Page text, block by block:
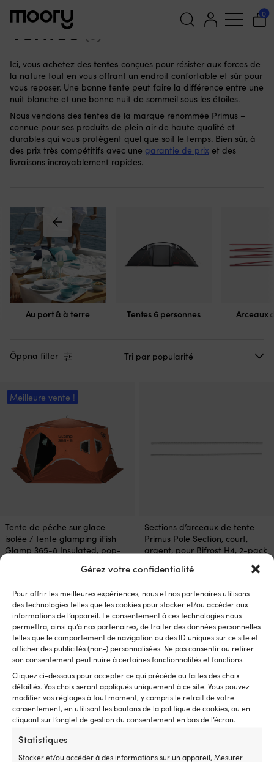
Gérez votre confidentialité
Pour offrir les meilleures expériences, nous et nos partenaires utilisons
des technologies telles que les cookies pour stocker et/ou accéder aux
informations de l’appareil. Le consentement à ces technologies nous
permettra, ainsi qu’à nos partenaires, de traiter des données personnelles
telles que le comportement de navigation ou des ID uniques sur ce site et
afficher des publicités (non-) personnalisées. Ne pas consentir ou retirer
son consentement peut nuire à certaines fonctionnalités et fonctions.
Cliquez ci-dessous pour accepter ce qui précède ou faites des choix
détaillés. Vos choix seront appliqués uniquement à ce site. Vous pouvez
modifier vos réglages à tout moment, y compris le retrait de votre
consentement, en utilisant les boutons de la politique de cookies, ou en
cliquant sur l’onglet de gestion du consentement en bas de l’écran.
Statistiques
Stocker et/ou accéder à des informations sur un appareil, Mesurer
pour :
0
Tentes
Ici, vous achetez des tentes conçues pour résister aux forces de
la nature tout en vous offrant un endroit confortable et sûr pour
vous reposer. Une bonne tente peut faire la différence entre une
nuit blanche et une bonne nuit de sommeil sous les étoiles.
Nous vendons des tentes de la marque renommée Primus –
connue pour ses produits de plein air de haute qualité et
durables qui vous protègent quel que soit le temps. Bien sûr, à
des prix très compétitifs avec une garantie de prix et des
livraisons incroyablement rapides.
Au port & à terre Tentes 6 personnes Arceaux
Öppna filter
Meilleure vente !
Tente de pêche sur glace
isolée / tente glamping iFish
Glamp 365-8 Insulated, pop-
10 fenêtres & 2 portes
Px cons.1.319,99€
Le
prix
initial
était :
1.319,99 €.
1.219,99€Le
prix
actuel
est :
1.219,99 €.
TVA incl.
1 EN STOCK
Sections d’arceaux de tente
Primus Pole Section, court,
argent, pour Bifrost H4, 2-pack
TVA incl.
1 EN STOCK